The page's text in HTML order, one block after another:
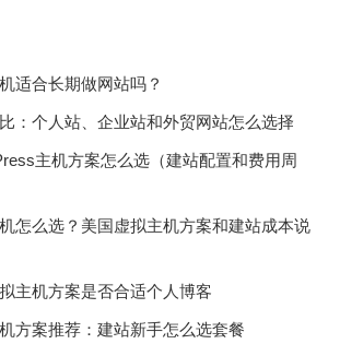
适合长期做网站吗？
：个人站、企业站和外贸网站怎么选择
主机方案怎么选（建站配置和费用周
怎么选？美国虚拟主机方案和建站成本说
主机方案是否合适个人博客
方案推荐：建站新手怎么选套餐